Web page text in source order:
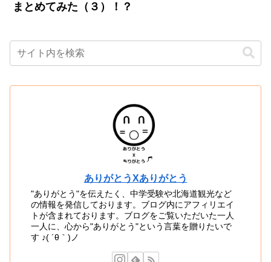
まとめてみた（３）！？
ありがとうXありがとう
"ありがとう"を伝えたく、中学受験や北海道観光など
の情報を発信しております。ブログ内にアフィリエイ
トが含まれております。ブログをご覧いただいた一人
一人に、心から"ありがとう"という言葉を贈りたいで
す ♪( ´θ｀)ノ